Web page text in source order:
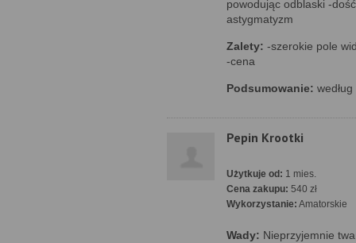
powodując odblaski -
astygmatyzm
Zalety: -szerokie pole
-cena
Podsumowanie:
Pepin Krootki
Użytkuje od: 1 mies.
Cena zakupu: 540 zł
Wykorzystanie: Amatorskie
Wady: Nieprzyjemnie